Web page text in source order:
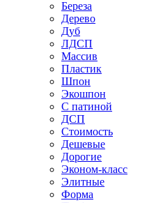
Береза
Дерево
Дуб
ЛДСП
Массив
Пластик
Шпон
Экошпон
С патиной
ДСП
Стоимость
Дешевые
Дорогие
Эконом-класс
Элитные
Форма